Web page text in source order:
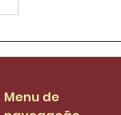
luta para que
salarial dos garis
da categoria
Menu de